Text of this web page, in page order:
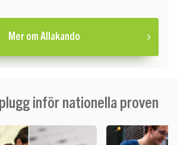
Mer om Allakando
inför nationella proven